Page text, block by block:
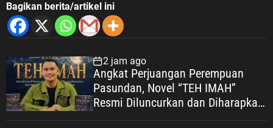
Bagikan berita/artikel ini
2 jam ago
Angkat Perjuangan Perempuan
Pasundan, Novel “TEH IMAH”
Resmi Diluncurkan dan Diharapkan